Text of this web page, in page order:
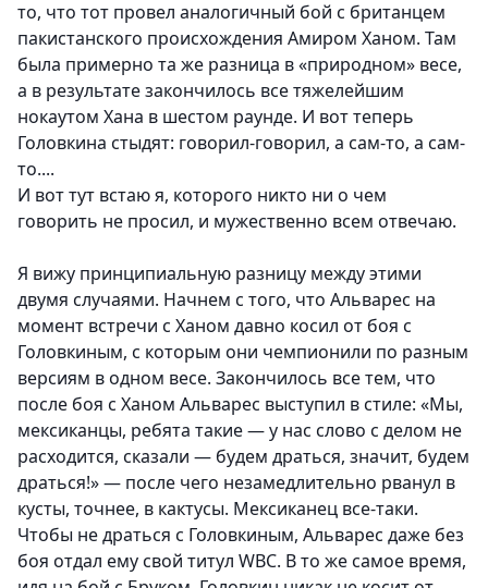
то, что тот провел аналогичный бой с британцем
пакистанского происхождения Амиром Ханом. Там
была примерно та же разница в «природном» весе,
а в результате закончилось все тяжелейшим
нокаутом Хана в шестом раунде. И вот теперь
Головкина стыдят: говорил-говорил, а сам-то, а сам-
то....
И вот тут встаю я, которого никто ни о чем
говорить не просил, и мужественно всем отвечаю.
Я вижу принципиальную разницу между этими
двумя случаями. Начнем с того, что Альварес на
момент встречи с Ханом давно косил от боя с
Головкиным, с которым они чемпионили по разным
версиям в одном весе. Закончилось все тем, что
после боя с Ханом Альварес выступил в стиле: «Мы,
мексиканцы, ребята такие — у нас слово с делом не
расходится, сказали — будем драться, значит, будем
драться!» — после чего незамедлительно рванул в
кусты, точнее, в кактусы. Мексиканец все-таки.
Чтобы не драться с Головкиным, Альварес даже без
боя отдал ему свой титул WBC. В то же самое время,